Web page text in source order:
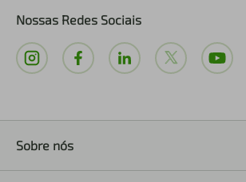
Nossas Redes Sociais
Sobre nós